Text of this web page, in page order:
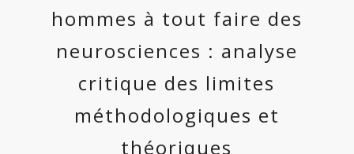
hommes à tout faire des
neurosciences : analyse
critique des limites
méthodologiques et
théoriques